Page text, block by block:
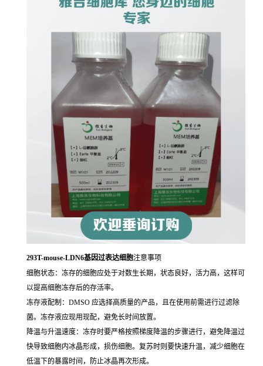
293T-mouse-LDN6基因过表达细胞注意事项
细胞状态：冻存的细胞应处于对数生长期，状态良好，活力高，这样可
以提高细胞冻存后的存活率。
冻存液配制：DMSO 应选择高质量的产品，且在使用前需进行过滤除
菌。冻存液应现用现配，避免长时间放置。
降温与升温速度：冻存时要严格按照梯度降温的步骤进行，避免降温过
快导致细胞内冰晶形成，损伤细胞。复苏时则要快速升温，减少细胞在
低温下的暴露时间，防止冰晶再次形成。